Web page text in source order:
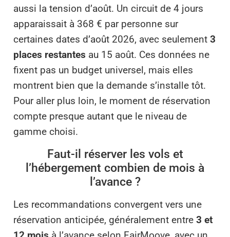
aussi la tension d’août. Un circuit de 4 jours
apparaissait à 368 € par personne sur
certaines dates d’août 2026, avec seulement 3
places restantes au 15 août. Ces données ne
fixent pas un budget universel, mais elles
montrent bien que la demande s’installe tôt.
Pour aller plus loin, le moment de réservation
compte presque autant que le niveau de
gamme choisi.
Faut-il réserver les vols et
l’hébergement combien de mois à
l’avance ?
Les recommandations convergent vers une
réservation anticipée, généralement entre 3 et